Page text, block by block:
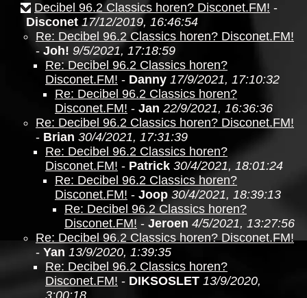
Decibel 96.2 Classics horen? Disconet.FM! -
Disconet 17/12/2019, 16:46:54
Re: Decibel 96.2 Classics horen? Disconet.FM!
- Joh! 9/5/2021, 17:18:59
Re: Decibel 96.2 Classics horen?
Disconet.FM! - Danny 17/9/2021, 17:10:32
Re: Decibel 96.2 Classics horen?
Disconet.FM! - Jan 22/9/2021, 16:36:36
Re: Decibel 96.2 Classics horen? Disconet.FM!
- Brian 30/4/2021, 17:31:39
Re: Decibel 96.2 Classics horen?
Disconet.FM! - Patrick 30/4/2021, 18:01:24
Re: Decibel 96.2 Classics horen?
Disconet.FM! - Joop 30/4/2021, 18:39:13
Re: Decibel 96.2 Classics horen?
Disconet.FM! - Jeroen 4/5/2021, 13:27:56
Re: Decibel 96.2 Classics horen? Disconet.FM!
- Yan 13/9/2020, 1:39:35
Re: Decibel 96.2 Classics horen?
Disconet.FM! - DIKSOSLET 13/9/2020,
3:00:18